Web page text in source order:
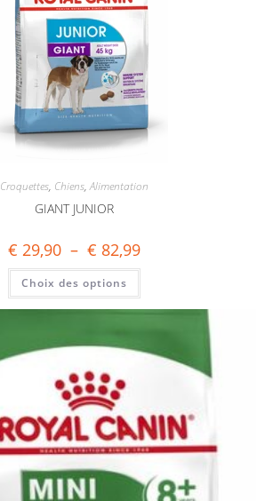
Croquettes, Chiens,Alimentation
GIANT JUNIOR
€ 29,90 – € 82,99
Choix des options